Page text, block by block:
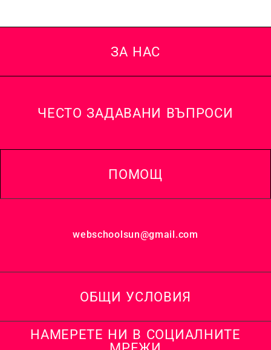
ЗА НАС
ЧЕСТО ЗАДАВАНИ ВЪПРОСИ
ПОМОЩ
webschoolsun@gmail.com
ОБЩИ УСЛОВИЯ
НАМЕРЕТЕ НИ В СОЦИАЛНИТЕ